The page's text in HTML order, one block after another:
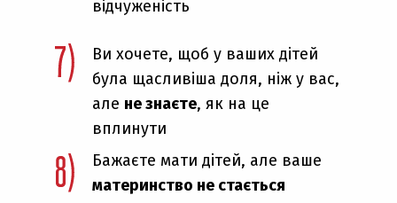
відчуженість
Ви хочете, щоб у ваших дітей
була щасливіша доля, ніж у вас,
але не знаєте, як на це
вплинути
Бажаєте мати дітей, але ваше
материнство не стається